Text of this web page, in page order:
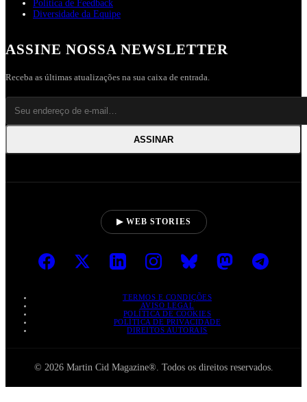
Política de Feedback
Diversidade da Equipe
ASSINE NOSSA NEWSLETTER
Receba as últimas atualizações na sua caixa de entrada.
ASSINAR
▶ WEB STORIES
TERMOS E CONDIÇÕES
AVISO LEGAL
POLÍTICA DE COOKIES
POLÍTICA DE PRIVACIDADE
DIREITOS AUTORAIS
© 2026 Martin Cid Magazine®. Todos os direitos reservados.